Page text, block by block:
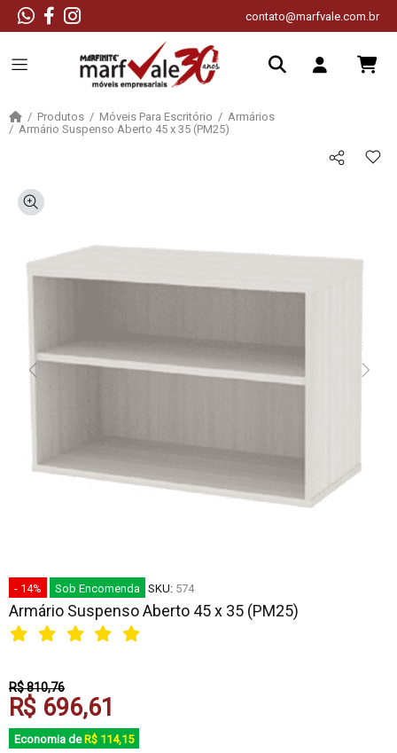
contato@marfvale.com.br
Produtos Móveis Para Escritório
Armários
Armário Suspenso Aberto 45 x 35 (PM25)
- 14% Sob Encomenda SKU: 574
Armário Suspenso Aberto 45 x 35 (PM25)
R$ 810,76
R$ 696,61
Economia de R$ 114,15